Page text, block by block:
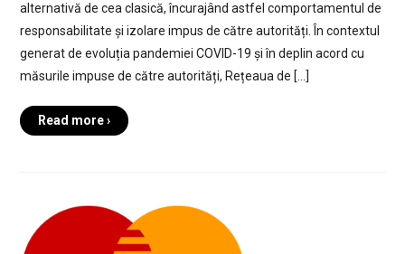
alternativă de cea clasică, încurajând astfel comportamentul de
responsabilitate și izolare impus de către autorități. În contextul
generat de evoluția pandemiei COVID-19 și în deplin acord cu
măsurile impuse de către autorități, Rețeaua de […]
Read more ›